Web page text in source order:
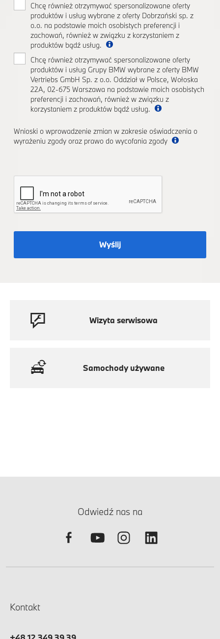
Chcę również otrzymywać spersonalizowane oferty
produktów i usług wybrane z oferty Dobrzański sp. z
o.o. na podstawie moich osobistych preferencji i
zachowań, również w związku z korzystaniem z
produktów bądź usług.
Chcę również otrzymywać spersonalizowane oferty
produktów i usług Grupy BMW wybrane z oferty BMW
Vertriebs GmbH Sp. z o.o. Oddział w Polsce, Wołoska
22A, 02-675 Warszawa na podstawie moich osobistych
preferencji i zachowań, również w związku z
korzystaniem z produktów bądź usług.
Wnioski o wprowadzenie zmian w zakresie oświadczenia o
wyrażeniu zgody oraz prawo do wycofania zgody
Wyślij
Wizyta serwisowa
Samochody używane
Odwiedź nas na
Kontakt